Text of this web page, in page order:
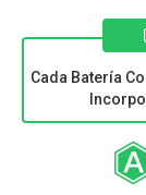
Cada Batería